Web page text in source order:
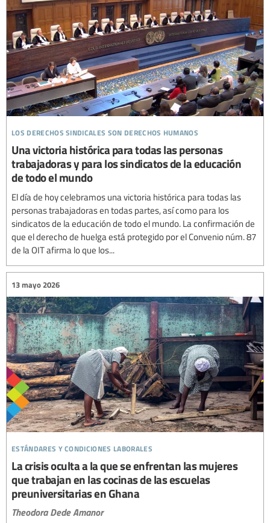
los derechos sindicales son derechos humanos
Una victoria histórica para todas las personas
trabajadoras y para los sindicatos de la educación
de todo el mundo
El día de hoy celebramos una victoria histórica para todas las
personas trabajadoras en todas partes, así como para los
sindicatos de la educación de todo el mundo. La confirmación de
que el derecho de huelga está protegido por el Convenio núm. 87
de la OIT afirma lo que los...
estándares y condiciones laborales
13 mayo 2026
La crisis oculta a la que se enfrentan las mujeres
que trabajan en las cocinas de las escuelas
preuniversitarias en Ghana
Theodora Dede Amanor